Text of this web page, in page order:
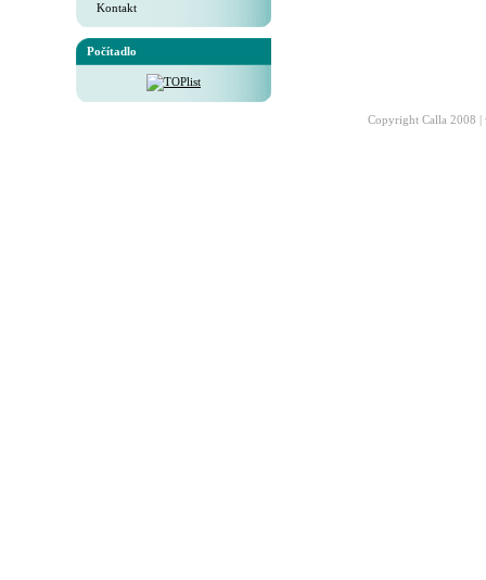
Kontakt
Počítadlo
Copyright Calla 2008 |